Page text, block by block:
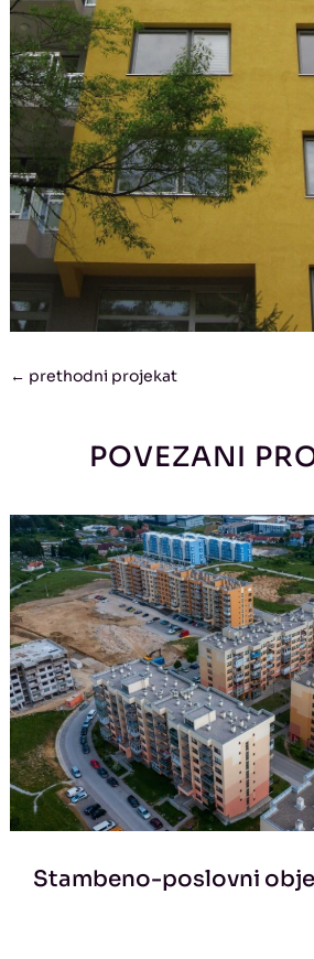
← prethodni projekat
POVEZANI
Stambeno-poslovni